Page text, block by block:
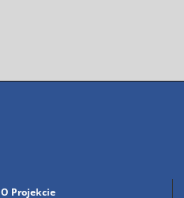
O Projekcie